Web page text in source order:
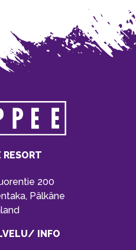
RESORT
200
Pälkäne
INFO